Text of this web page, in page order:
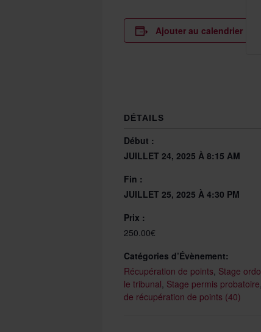
Ajouter au calendrier
DÉTAILS
Début :
JUILLET 24, 2025 À 8:15 AM
Fin :
JUILLET 25, 2025 À 4:30 PM
Prix :
250.00€
Catégories d’Évènement:
Récupération de points, Stage
le tribunal, Stage permis probatoire,
de récupération de points (40)